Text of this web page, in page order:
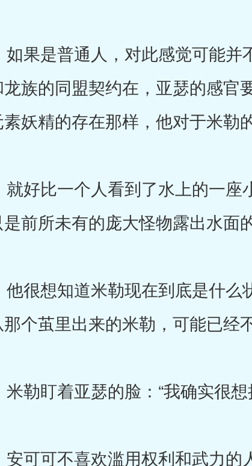
如果是普通人，对此感觉可能并
龙族的同盟契约在，亚瑟的感
素妖精的存在那样，他对于米勒
就好比一个人看到了水上的一座
是前所未有的庞大怪物露出水面
他很想知道米勒现在到底是什么
那个茧里出来的米勒，可能已经
米勒盯着亚瑟的脸：“我确实很
安可可不喜欢滥用权利和武力的